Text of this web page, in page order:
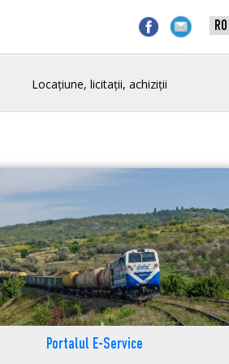
Locațiune, licitații, achiziții
Portalul E-Service